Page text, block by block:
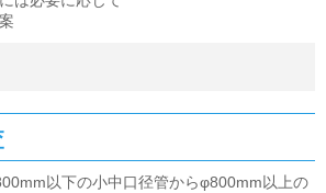
以下の小中口径管からφ800mm以上の